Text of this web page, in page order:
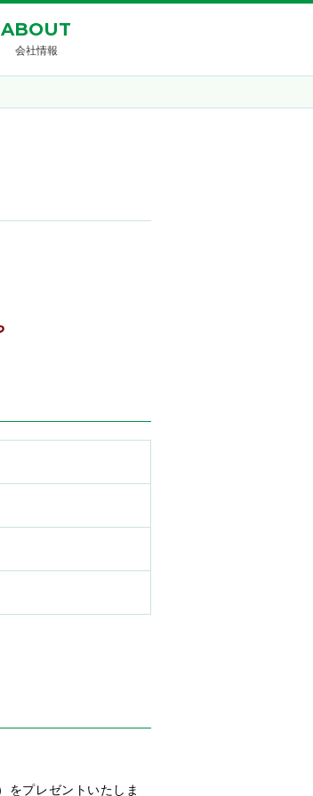
ABOUT
会社情報
をプレゼントいたしま